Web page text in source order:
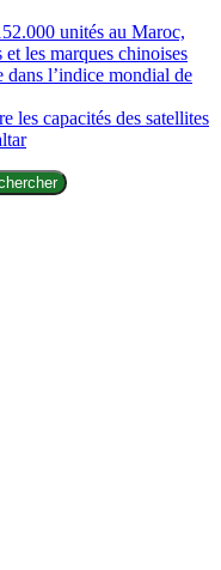
unités au Maroc,
les marques chinoises
dans l’indice mondial de
les capacités des satellites